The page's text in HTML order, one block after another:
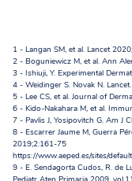
rascado13.
1 - Langan SM, et al. Lancet
2 - Boguniewicz M, et al. Ann
3 - Ishiuji, Y. Experimental
4 - Weidinger S. Novak N.
5 - Lee CS, et al. Journal of
6 - Kido-Nakahara M, et al.
7 - Pavlis J, Yosipovitch G. Am J
8 - Escarrer Jaume M, Guerra
2019;2:161-75
https://www.aeped.es/sites/
9 - E. Sendagorta Cudos, R. de